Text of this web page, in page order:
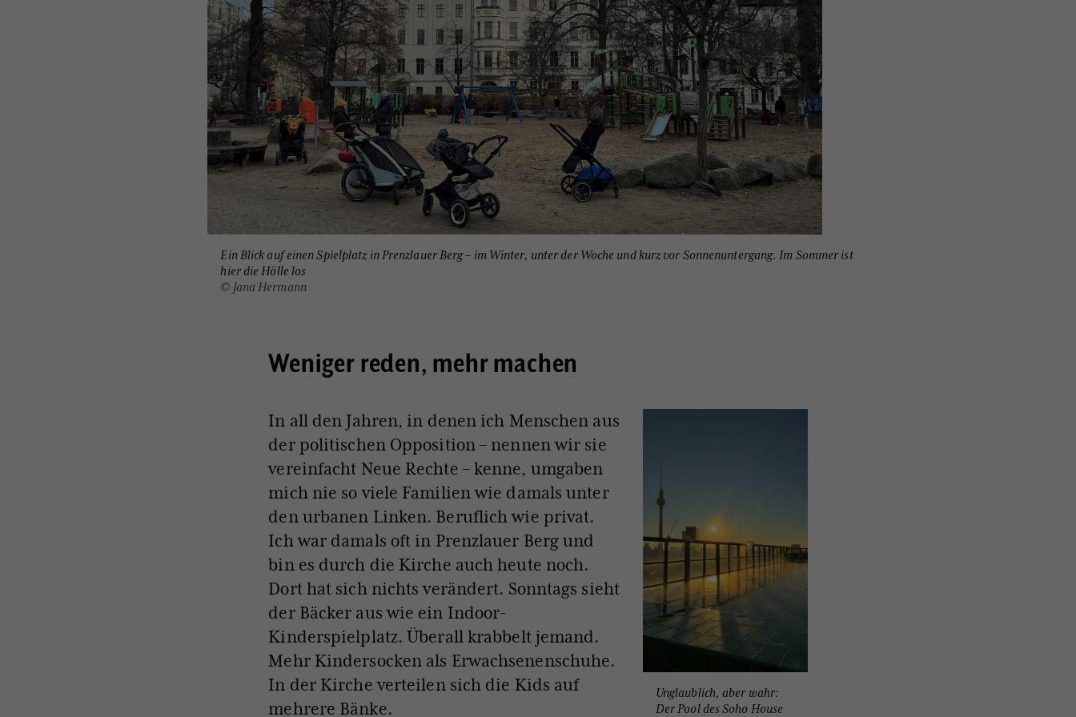
Ein Blick auf einen Spielplatz in Prenzlauer Berg – im Winter, unter der Woche und kurz vor Sonnenuntergang. Im Sommer ist
hier die Hölle los
© Jana Hermann
Weniger reden, mehr machen
In all den Jahren, in denen ich Menschen aus
der politischen Opposition – nennen wir sie
vereinfacht Neue Rechte – kenne, umgaben
mich nie so viele Familien wie damals unter
den urbanen Linken. Beruflich wie privat.
Ich war damals oft in Prenzlauer Berg und
bin es durch die Kirche auch heute noch.
Dort hat sich nichts verändert. Sonntags sieht
der Bäcker aus wie ein Indoor-
Kinderspielplatz. Überall krabbelt jemand.
Mehr Kindersocken als Erwachsenenschuhe.
In der Kirche verteilen sich die Kids auf
mehrere Bänke.
Unglaublich, aber wahr:
Der Pool des Soho House